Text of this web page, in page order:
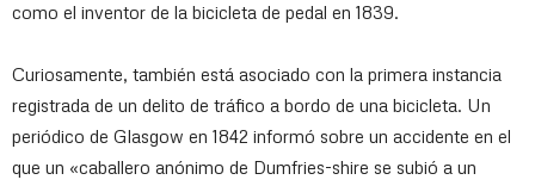
como el inventor de la bicicleta de pedal en 1839.
Curiosamente, también está asociado con la primera instancia
registrada de un delito de tráfico a bordo de una bicicleta. Un
periódico de Glasgow en 1842 informó sobre un accidente en el
que un «caballero anónimo de Dumfries-shire se subió a un